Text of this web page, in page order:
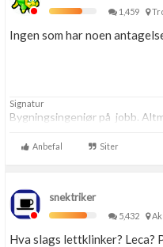
1,459
Ingen som har noen
Signatur
Bygningsingeniør på jobb.
Anbefal Siter
snektriker
5,432
Hva slags lettklinker?